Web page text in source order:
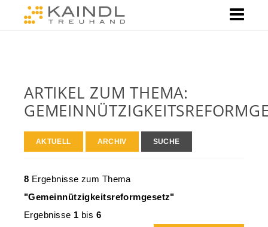
ARTIKEL ZUM THEMA:
AKTUELL ARCHIV SUCHE
8 Ergebnisse zum Thema
"Gemeinnützigkeitsreformgesetz"
Ergebnisse 1 bis 6